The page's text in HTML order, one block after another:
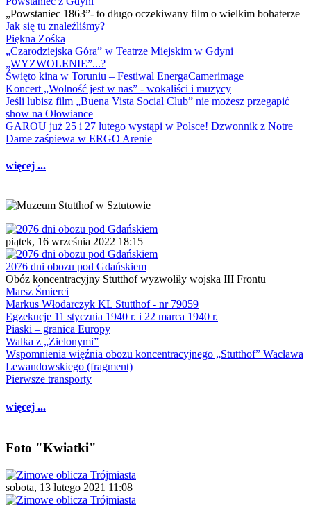
„Powstaniec 1863”- to długo oczekiwany film o wielkim bohaterze
Jak się tu znaleźliśmy?
Piękna Zośka
„Czarodziejska Góra” w Teatrze Miejskim w Gdyni
„WYZWOLENIE”...?
Święto kina w Toruniu – Festiwal EnergaCamerimage
Koncert „Wolność jest w nas” - wokaliści i muzycy
Jeśli lubisz film „Buena Vista Social Club” nie możesz przegapić
show na Ołowiance
GAROU już 25 i 27 lutego wystąpi w Polsce! Dzwonnik z Notre
Dame zaśpiewa w ERGO Arenie
więcej ...
piątek, 16 września 2022 18:15
2076 dni obozu pod Gdańskiem
Obóz koncentracyjny Stutthof wyzwoliły wojska III Frontu
Marsz Śmierci
Markus Włodarczyk KL Stutthof - nr 79059
Egzekucje 11 stycznia 1940 r. i 22 marca 1940 r.
Piaski – granica Europy
Walka z „Zielonymi”
Wspomnienia więźnia obozu koncentracyjnego „Stutthof” Wacława
Lewandowskiego (fragment)
Pierwsze transporty
więcej ...
Foto "Kwiatki"
sobota, 13 lutego 2021 11:08